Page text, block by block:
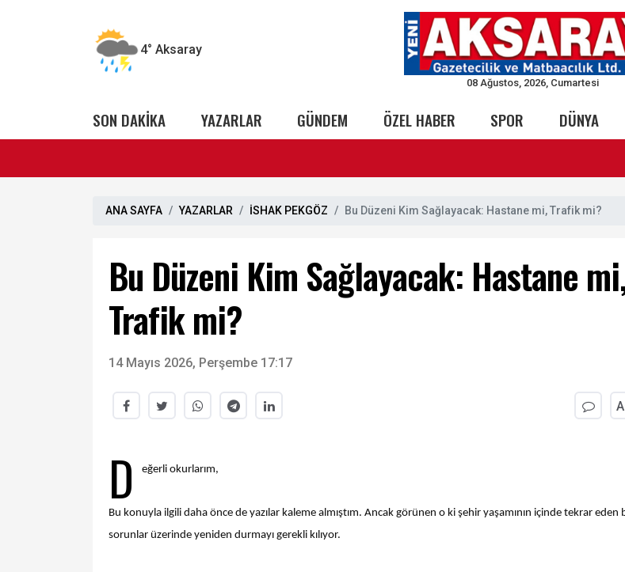
4° Aksaray
08 Ağustos, 2026, Cumartesi
SON DAKİKA YAZARLAR GÜNDEM ÖZEL HABER SPOR DÜNYA
ANA SAYFA YAZARLAR İSHAK PEKGÖZ Bu Düzeni Kim Sağlayacak: Hastane mi, Trafik mi?
Bu Düzeni Kim Sağlayacak: Hastane
Trafik mi?
14 Mayıs 2026, Perşembe 17:17
D eğerli okurlarım,
Bu konuyla ilgili daha önce de yazılar kaleme almıştım. Ancak görünen o ki şehir yaşamının içinde tekrar eden
sorunlar üzerinde yeniden durmayı gerekli kılıyor.